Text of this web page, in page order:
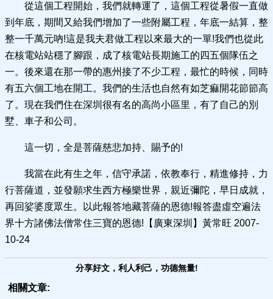
從這個工程開始，我們就轉運了，這個工程從暑假一直做
到年底，期間又給我們增加了一些附屬工程，年底一結算，整
整一千萬元吶!這是我夫君做工程以來最大的一單!我們也從此
在核電站站穩了腳跟，成了核電站長期施工的四五個隊伍之
一。後來還在那一帶的惠州接了不少工程，最忙的時候，同時
有五六個工地在開工。我們的生活也自然有如芝痲開花節節高
了。現在我們住在深圳很有名的高尚小區里，有了自己的別
墅、車子和公司。
這一切，全是菩薩慈悲加持、賜予的!
我當在此有生之年，信守承諾，依教奉行，精進修持，力
行菩薩道，並發願求生西方極樂世界，親近彌陀，早日成就，
再回娑婆度眾生。以此報答地藏菩薩的恩德!報答盡虛空遍法
界十方諸佛法僧常住三寶的恩德!【廣東深圳】黃常旺 2007-
10-24
分享好文，利人利己，功德無量!
相關文章: